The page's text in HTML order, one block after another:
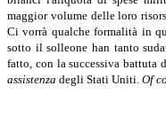
maggior volume delle loro
Ci vorrà qualche formalità in
sotto il solleone han tanto
fatto, con la successiva battuta
assistenza degli Stati Uniti. Of